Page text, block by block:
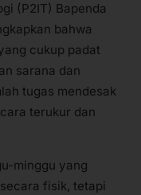
(P2IT) Bapenda
bahwa
cukup padat
sarana dan
tugas mendesak
terukur dan
minggu yang
fisik, tetapi